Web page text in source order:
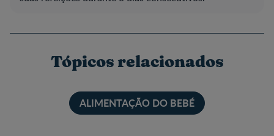
Tópicos relacionados
ALIMENTAÇÃO DO BEBÉ